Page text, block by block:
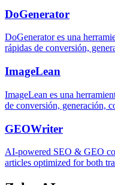
DoGenerator
DoGenerator es una
rápidas de conversión,
ImageLean
ImageLean es una
de conversión, generación,
GEOWriter
AI-powered SEO & GEO
articles optimized for both